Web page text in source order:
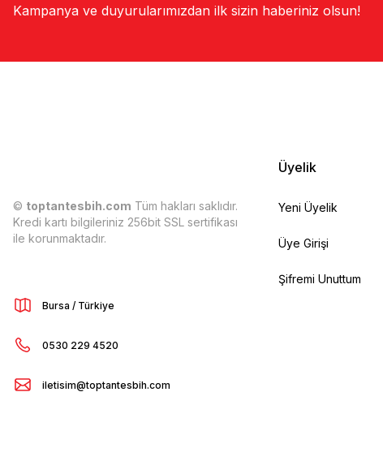
Kampanya ve duyurularımızdan ilk sizin haberiniz olsun!
© toptantesbih.com Tüm hakları saklıdır.
Kredi kartı bilgileriniz 256bit SSL sertifikası
ile korunmaktadır.
Bursa / Türkiye
0530 229 4520
iletisim@toptantesbih.com
Üyelik
Yeni Üyelik
Üye Girişi
Şifremi Unuttum